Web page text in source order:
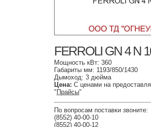
FERROLI GN 4 N
Мощность кВт: 360
Габариты мм: 1193/850/1430
Дымоход: 3 дюйма
Цена: С ценами на
" Прайсы"
По вопросам поставки звоните:
(8552) 40-00-10
(8552) 40-00-12